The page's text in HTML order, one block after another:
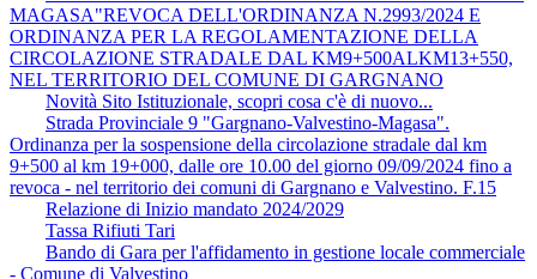
MAGASA"REVOCA DELL'ORDINANZA N.2993/2024 E
ORDINANZA PER LA REGOLAMENTAZIONE DELLA
CIRCOLAZIONE STRADALE DAL KM9+500ALKM13+550,
NEL TERRITORIO DEL COMUNE DI GARGNANO
Novità Sito Istituzionale, scopri cosa c'è di nuovo...
Strada Provinciale 9 "Gargnano-Valvestino-Magasa".
Ordinanza per la sospensione della circolazione stradale dal km
9+500 al km 19+000, dalle ore 10.00 del giorno 09/09/2024 fino a
revoca - nel territorio dei comuni di Gargnano e Valvestino. F.15
Relazione di Inizio mandato 2024/2029
Tassa Rifiuti Tari
Bando di Gara per l'affidamento in gestione locale commerciale
- Comune di Valvestino